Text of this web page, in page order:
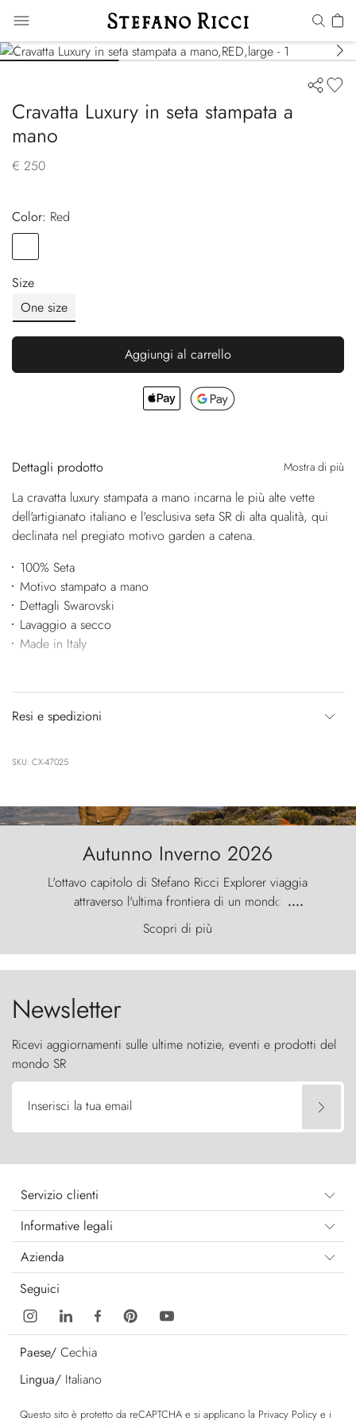
Cravatta Luxury in seta stampata a
mano
€ 250
Color:
red
Size
One size
Aggiungi al carrello
Dettagli prodotto Mostra di più
La cravatta luxury stampata a mano incarna le più alte vette
dell'artigianato italiano e l'esclusiva seta SR di alta qualità, qui
declinata nel pregiato motivo garden a catena.
100% Seta
Motivo stampato a mano
Dettagli Swarovski
Lavaggio a secco
Made in Italy
Resi e spedizioni
SKU: CX-47025
Autunno Inverno 2026
L'ottavo capitolo di Stefano Ricci Explorer viaggia
attraverso l'ultima frontiera di un mondo
primordiale, dove il vento scolpisce la natura con
furia ancestrale e le Torres del Paine sfidano il
cielo come sentinelle di pietra.
....
Scopri di più
Newsletter
Ricevi aggiornamenti sulle ultime notizie, eventi e prodotti del
mondo SR
Inserisci la tua email
Servizio clienti
Informative legali
Azienda
Seguici
Paese/ Cechia
Lingua/ Italiano
Questo sito è protetto da reCAPTCHA e si applicano la Privacy Policy e i